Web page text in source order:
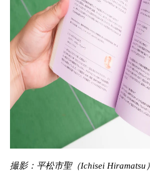
撮影：平松市聖（Ichisei Hiramatsu）